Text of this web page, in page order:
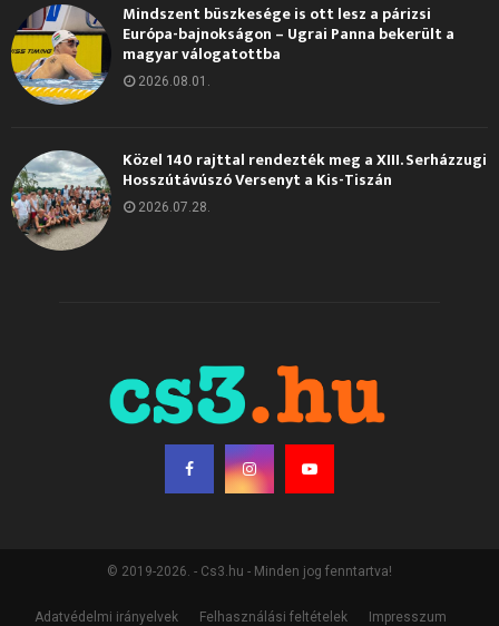
Mindszent büszkesége is ott lesz a párizsi
Európa-bajnokságon – Ugrai Panna bekerült a
magyar válogatottba
2026.08.01.
Közel 140 rajttal rendezték meg a XIII. Serházzugi
Hosszútávúszó Versenyt a Kis-Tiszán
2026.07.28.
© 2019-2026. - Cs3.hu - Minden jog fenntartva!
Adatvédelmi irányelvek Felhasználási feltételek Impresszum